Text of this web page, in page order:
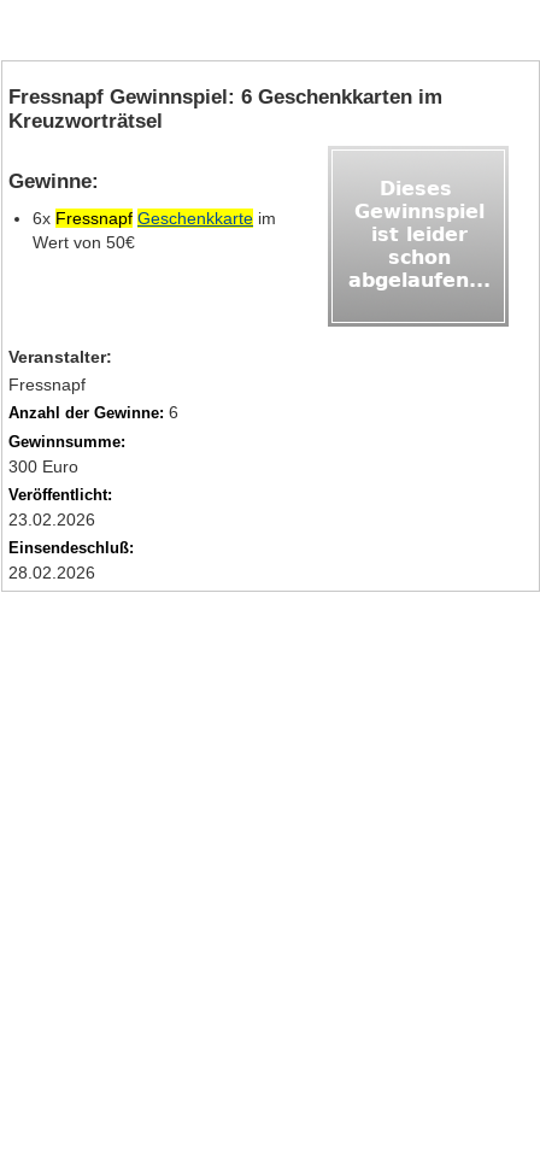
Fressnapf Gewinnspiel: 6 Geschenkkarten im
Kreuzworträtsel
Gewinne:
6x Fressnapf Geschenkkarte im
Wert von 50€
Veranstalter:
Fressnapf
Anzahl der Gewinne: 6
Gewinnsumme:
300 Euro
Veröffentlicht:
23.02.2026
Einsendeschluß:
28.02.2026